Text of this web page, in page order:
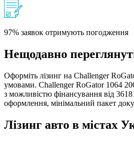
97% заявок отримують погодження
Нещодавно
Оформіть лізинг на Challenger
умовами. Challenger RoGator 1064
з можливістю фінансування від
оформлення, мінімальний пакет
Лізинг авто в містах